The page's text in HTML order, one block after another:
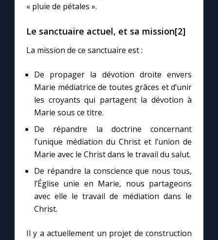
« pluie de pétales ».
Le sanctuaire actuel, et sa mission[2]
La mission de ce sanctuaire est :
De propager la dévotion droite envers
Marie médiatrice de toutes grâces et d’unir
les croyants qui partagent la dévotion à
Marie sous ce titre.
De répandre la doctrine concernant
l’unique médiation du Christ et l’union de
Marie avec le Christ dans le travail du salut.
De répandre la conscience que nous tous,
l’Église unie en Marie, nous partageons
avec elle le travail de médiation dans le
Christ.
Il y a actuellement un projet de construction